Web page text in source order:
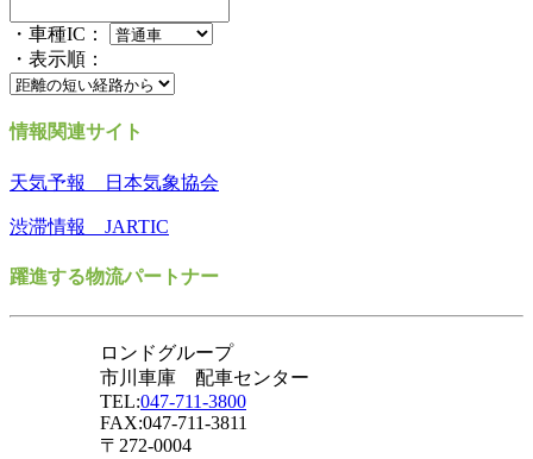
・車種IC：
・表示順：
情報関連サイト
天気予報 日本気象協会
渋滞情報 JARTIC
躍進する物流パートナー
ロンドグループ
市川車庫 配車センター
TEL:047-711-3800
FAX:047-711-3811
〒272-0004